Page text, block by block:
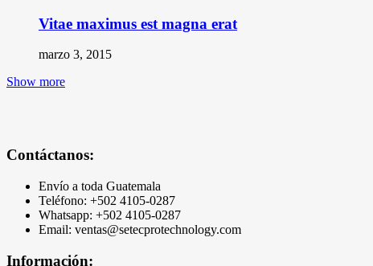
Vitae maximus est magna erat
marzo 3, 2015
Show more
Contáctanos:
Envío a toda Guatemala
Teléfono: +502 4105-0287
Whatsapp: +502 4105-0287
Email: ventas@setecprotechnology.com
Información: